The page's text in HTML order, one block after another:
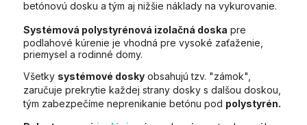
betónovú dosku a tým aj nižšie náklady na vykurovanie.
Systémová polystyrénová izolačná doska pre
podlahové kúrenie je vhodná pre vysoké zaťaženie,
priemysel a rodinné domy.
Všetky systémové dosky obsahujú tzv. "zámok",
zaručuje prekrytie každej strany dosky s dalšou doskou,
tým zabezpečíme neprenikanie betónu pod polystyrén.